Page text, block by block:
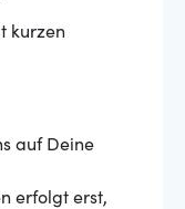
kurzen
auf Deine
erfolgt erst,